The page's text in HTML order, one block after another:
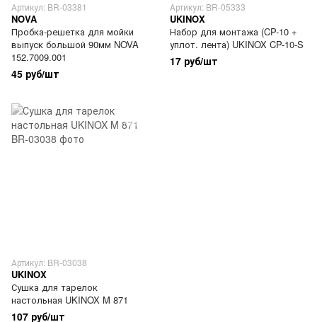
Артикул: BR-03381
NOVA
Пробка-решетка для мойки
выпуск большой 90мм NOVA
152.7009.001
45 руб/шт
Артикул: BR-05333
UKINOX
Набор для монтажа (CP-10 +
уплот. лента) UKINOX CP-10-S
17 руб/шт
Артикул: BR-03038
UKINOX
Сушка для тарелок
настольная UKINOX M 871
107 руб/шт